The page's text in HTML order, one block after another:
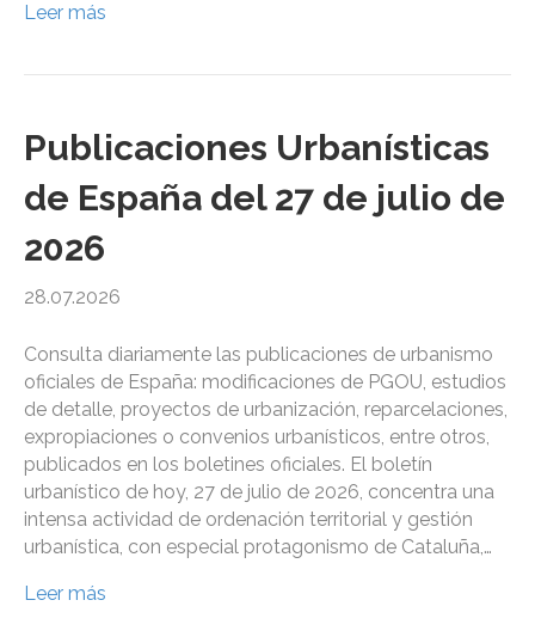
Leer más
Publicaciones Urbanísticas
de España del 27 de julio de
2026
28.07.2026
Consulta diariamente las publicaciones de urbanismo
oficiales de España: modificaciones de PGOU, estudios
de detalle, proyectos de urbanización, reparcelaciones,
expropiaciones o convenios urbanísticos, entre otros,
publicados en los boletines oficiales. El boletín
urbanístico de hoy, 27 de julio de 2026, concentra una
intensa actividad de ordenación territorial y gestión
urbanística, con especial protagonismo de Cataluña,…
Leer más